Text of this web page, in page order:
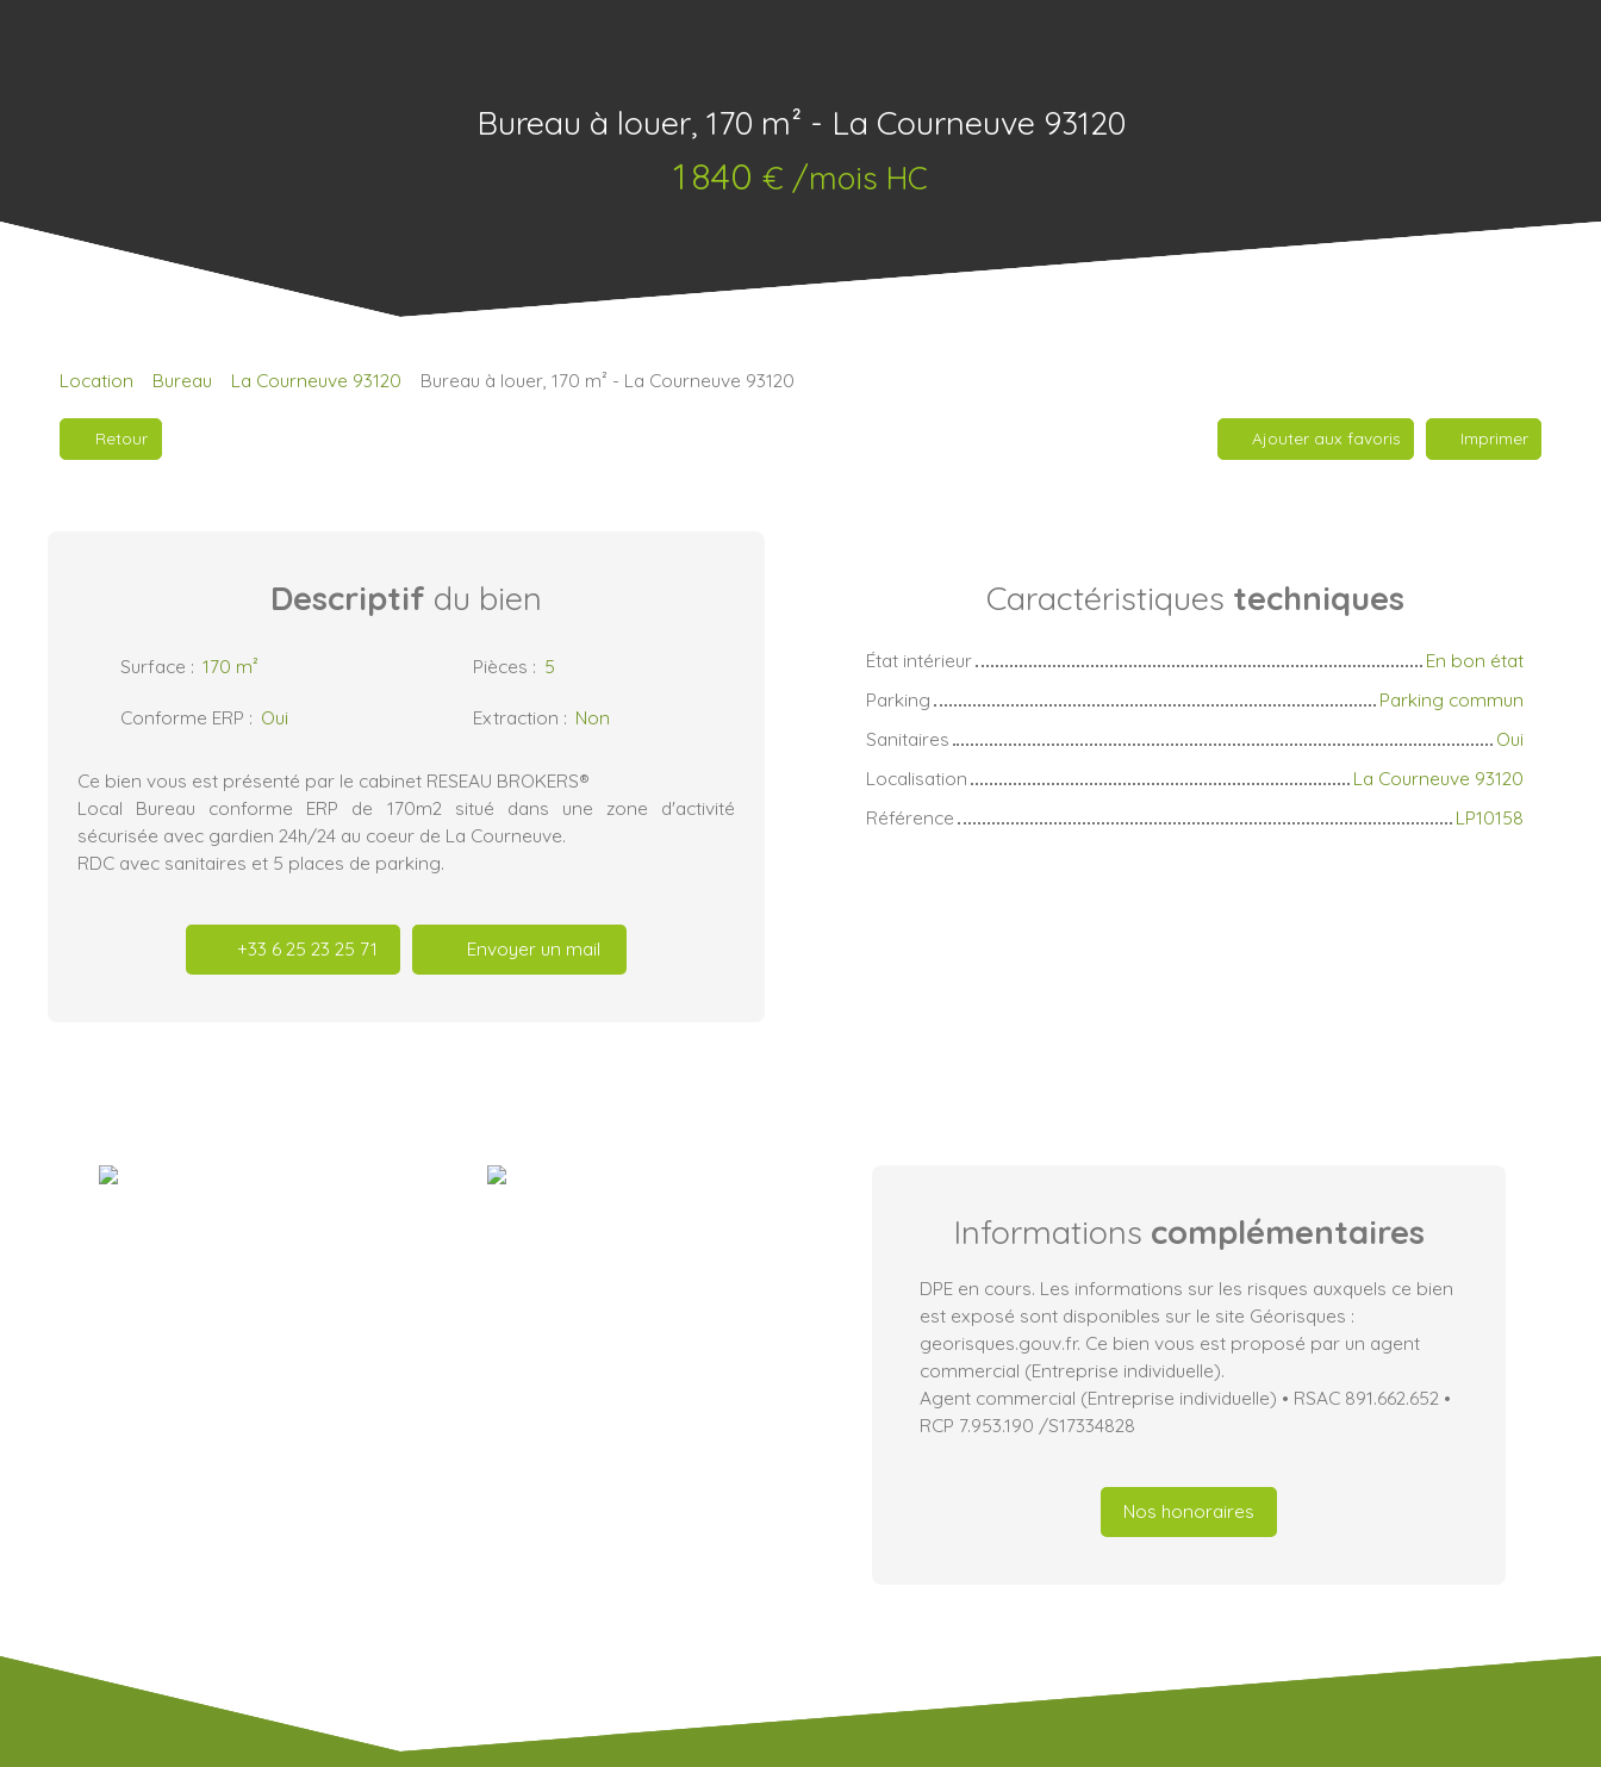
Bureau à louer, 170 m² - La Courneuve 93120
1 840 € /mois HC
Location Bureau La Courneuve 93120 Bureau à louer, 170 m² - La Courneuve 93120
Retour Ajouter aux favoris Imprimer
Descriptif du bien
Surface : 170 m² Pièces : 5
Conforme ERP : Oui Extraction : Non
Ce bien vous est présenté par le cabinet RESEAU BROKERS®
Local Bureau conforme ERP de 170m2 situé dans une zone d'activité
sécurisée avec gardien 24h/24 au coeur de La Courneuve.
RDC avec sanitaires et 5 places de parking.
+33 6 25 23 25 71 Envoyer un mail
Caractéristiques techniques
État intérieur
En bon état
Parking
Parking commun
Sanitaires
Oui
Localisation
La Courneuve 93120
Référence
LP10158
Informations complémentaires
DPE en cours. Les informations sur les risques auxquels ce bien
est exposé sont disponibles sur le site Géorisques :
georisques.gouv.fr. Ce bien vous est proposé par un agent
commercial (Entreprise individuelle).
Agent commercial (Entreprise individuelle) • RSAC 891.662.652 •
RCP 7.953.190 /S17334828
Nos honoraires